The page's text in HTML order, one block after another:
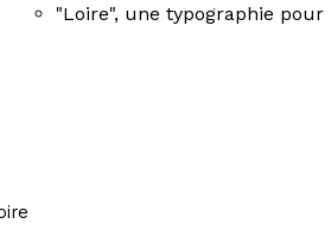
"Loire", une typographie pour